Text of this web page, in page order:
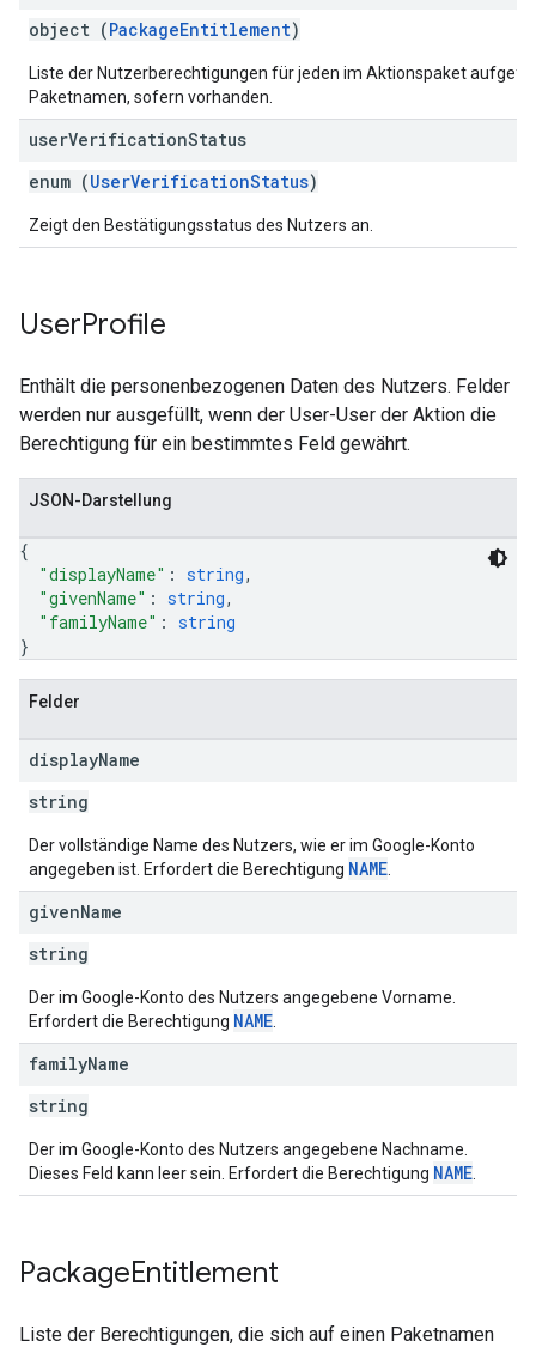
object (PackageEntitlement)
Liste der Nutzerberechtigungen für jeden im Aktionspaket
Paketnamen, sofern vorhanden.
userVerificationStatus
enum (UserVerificationStatus)
Zeigt den Bestätigungsstatus des Nutzers an.
UserProfile
Enthält die personenbezogenen Daten des Nutzers. Felder
werden nur ausgefüllt, wenn der User-User der Aktion die
Berechtigung für ein bestimmtes Feld gewährt.
JSON-Darstellung
{
"displayName" : string,
"givenName" : string,
"familyName" : string
}
Felder
displayName
string
Der vollständige Name des Nutzers, wie er im Google-Konto
angegeben ist. Erfordert die Berechtigung NAME
givenName
string
Der im Google-Konto des Nutzers angegebene Vorname.
Erfordert die Berechtigung NAME
familyName
string
Der im Google-Konto des Nutzers angegebene Nachname.
Dieses Feld kann leer sein. Erfordert die Berechtigung NAME
PackageEntitlement
Liste der Berechtigungen, die sich auf einen Paketnamen